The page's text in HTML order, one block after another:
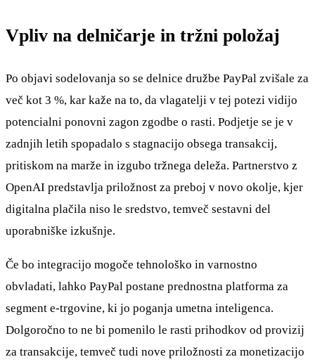
Vpliv na delničarje in tržni položaj
Po objavi sodelovanja so se delnice družbe PayPal zvišale za
več kot 3 %, kar kaže na to, da vlagatelji v tej potezi vidijo
potencialni ponovni zagon zgodbe o rasti. Podjetje se je v
zadnjih letih spopadalo s stagnacijo obsega transakcij,
pritiskom na marže in izgubo tržnega deleža. Partnerstvo z
OpenAI predstavlja priložnost za preboj v novo okolje, kjer
digitalna plačila niso le sredstvo, temveč sestavni del
uporabniške izkušnje.
Če bo integracijo mogoče tehnološko in varnostno
obvladati, lahko PayPal postane prednostna platforma za
segment e-trgovine, ki jo poganja umetna inteligenca.
Dolgoročno to ne bi pomenilo le rasti prihodkov od provizij
za transakcije, temveč tudi nove priložnosti za monetizacijo